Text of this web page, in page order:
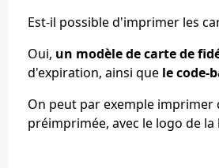
Est-il possible d'imprimer les
Oui, un modèle de carte de
d'expiration, ainsi que le code-
On peut par exemple imprimer
préimprimée, avec le logo de